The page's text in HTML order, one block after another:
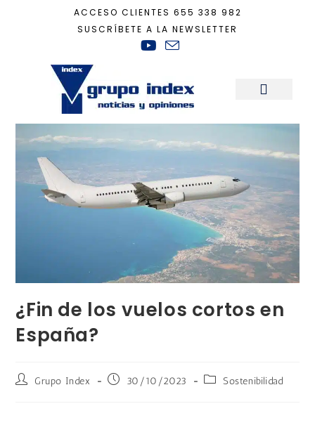
ACCESO CLIENTES 655 338 982
SUSCRÍBETE A LA NEWSLETTER
Sostenibilidad
¿Fin de los vuelos cortos en
España?
Grupo Index 30/10/2023 Sostenibilidad